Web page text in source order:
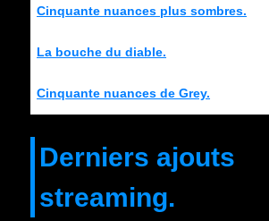
Cinquante nuances plus sombres.
La bouche du diable.
Cinquante nuances de Grey.
Derniers ajouts
streaming.